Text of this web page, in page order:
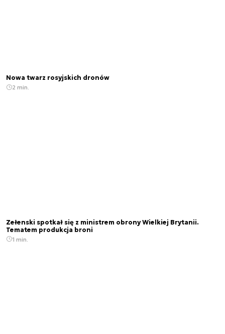
Nowa twarz rosyjskich dronów
2 min.
Zełenski spotkał się z ministrem obrony Wielkiej Brytanii.
Tematem produkcja broni
1 min.